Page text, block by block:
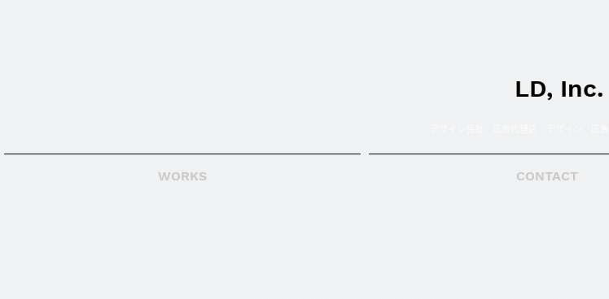
LD, Inc.
WORKS CONTACT